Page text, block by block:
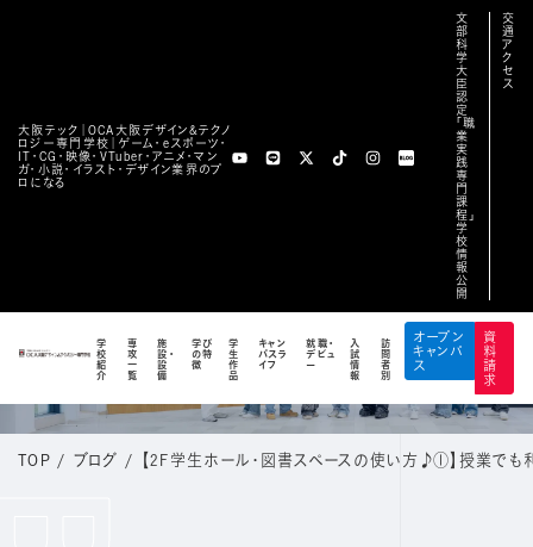
大阪テック｜OCA⼤阪デザイン&テクノ
ロジー専⾨学校｜ゲーム・eスポーツ・
IT・CG・映像・VTuber・アニメ・マン
ガ・小説・イラスト・デザイン業界のプ
ロになる
文
部
科
学
大
臣
認
定
「職
業
実
践
専
門
課
程」
学
校
情
報
公
開
交
通
ア
ク
セ
ス
学
校
紹
介
専
攻
一
覧
施
設・
設
備
学び
の特
徴
学
生
作
品
キャン
パスラ
イフ
就職・
デビュ
ー
入
試
情
報
訪
問
者
別
オープン
キャンパ
ス
資
料
請
求
BLOG
公式ブログ
TOP / ブログ / 【2F学生ホール・図書スペースの使い方♪①】授業でも